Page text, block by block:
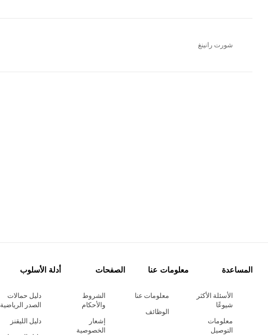
شورت رانينغ
المساعدة
الأسئلة الأكثر
شيوعًا
معلومات
التوصيل
معلومات عنا
معلومات عنا
الوظائف
الصفحات
الشروط
والأحكام
إشعار
الخصوصية
أدلة الأسلوب
دليل حمالات
الصدر الرياضية
دليل الليقنز